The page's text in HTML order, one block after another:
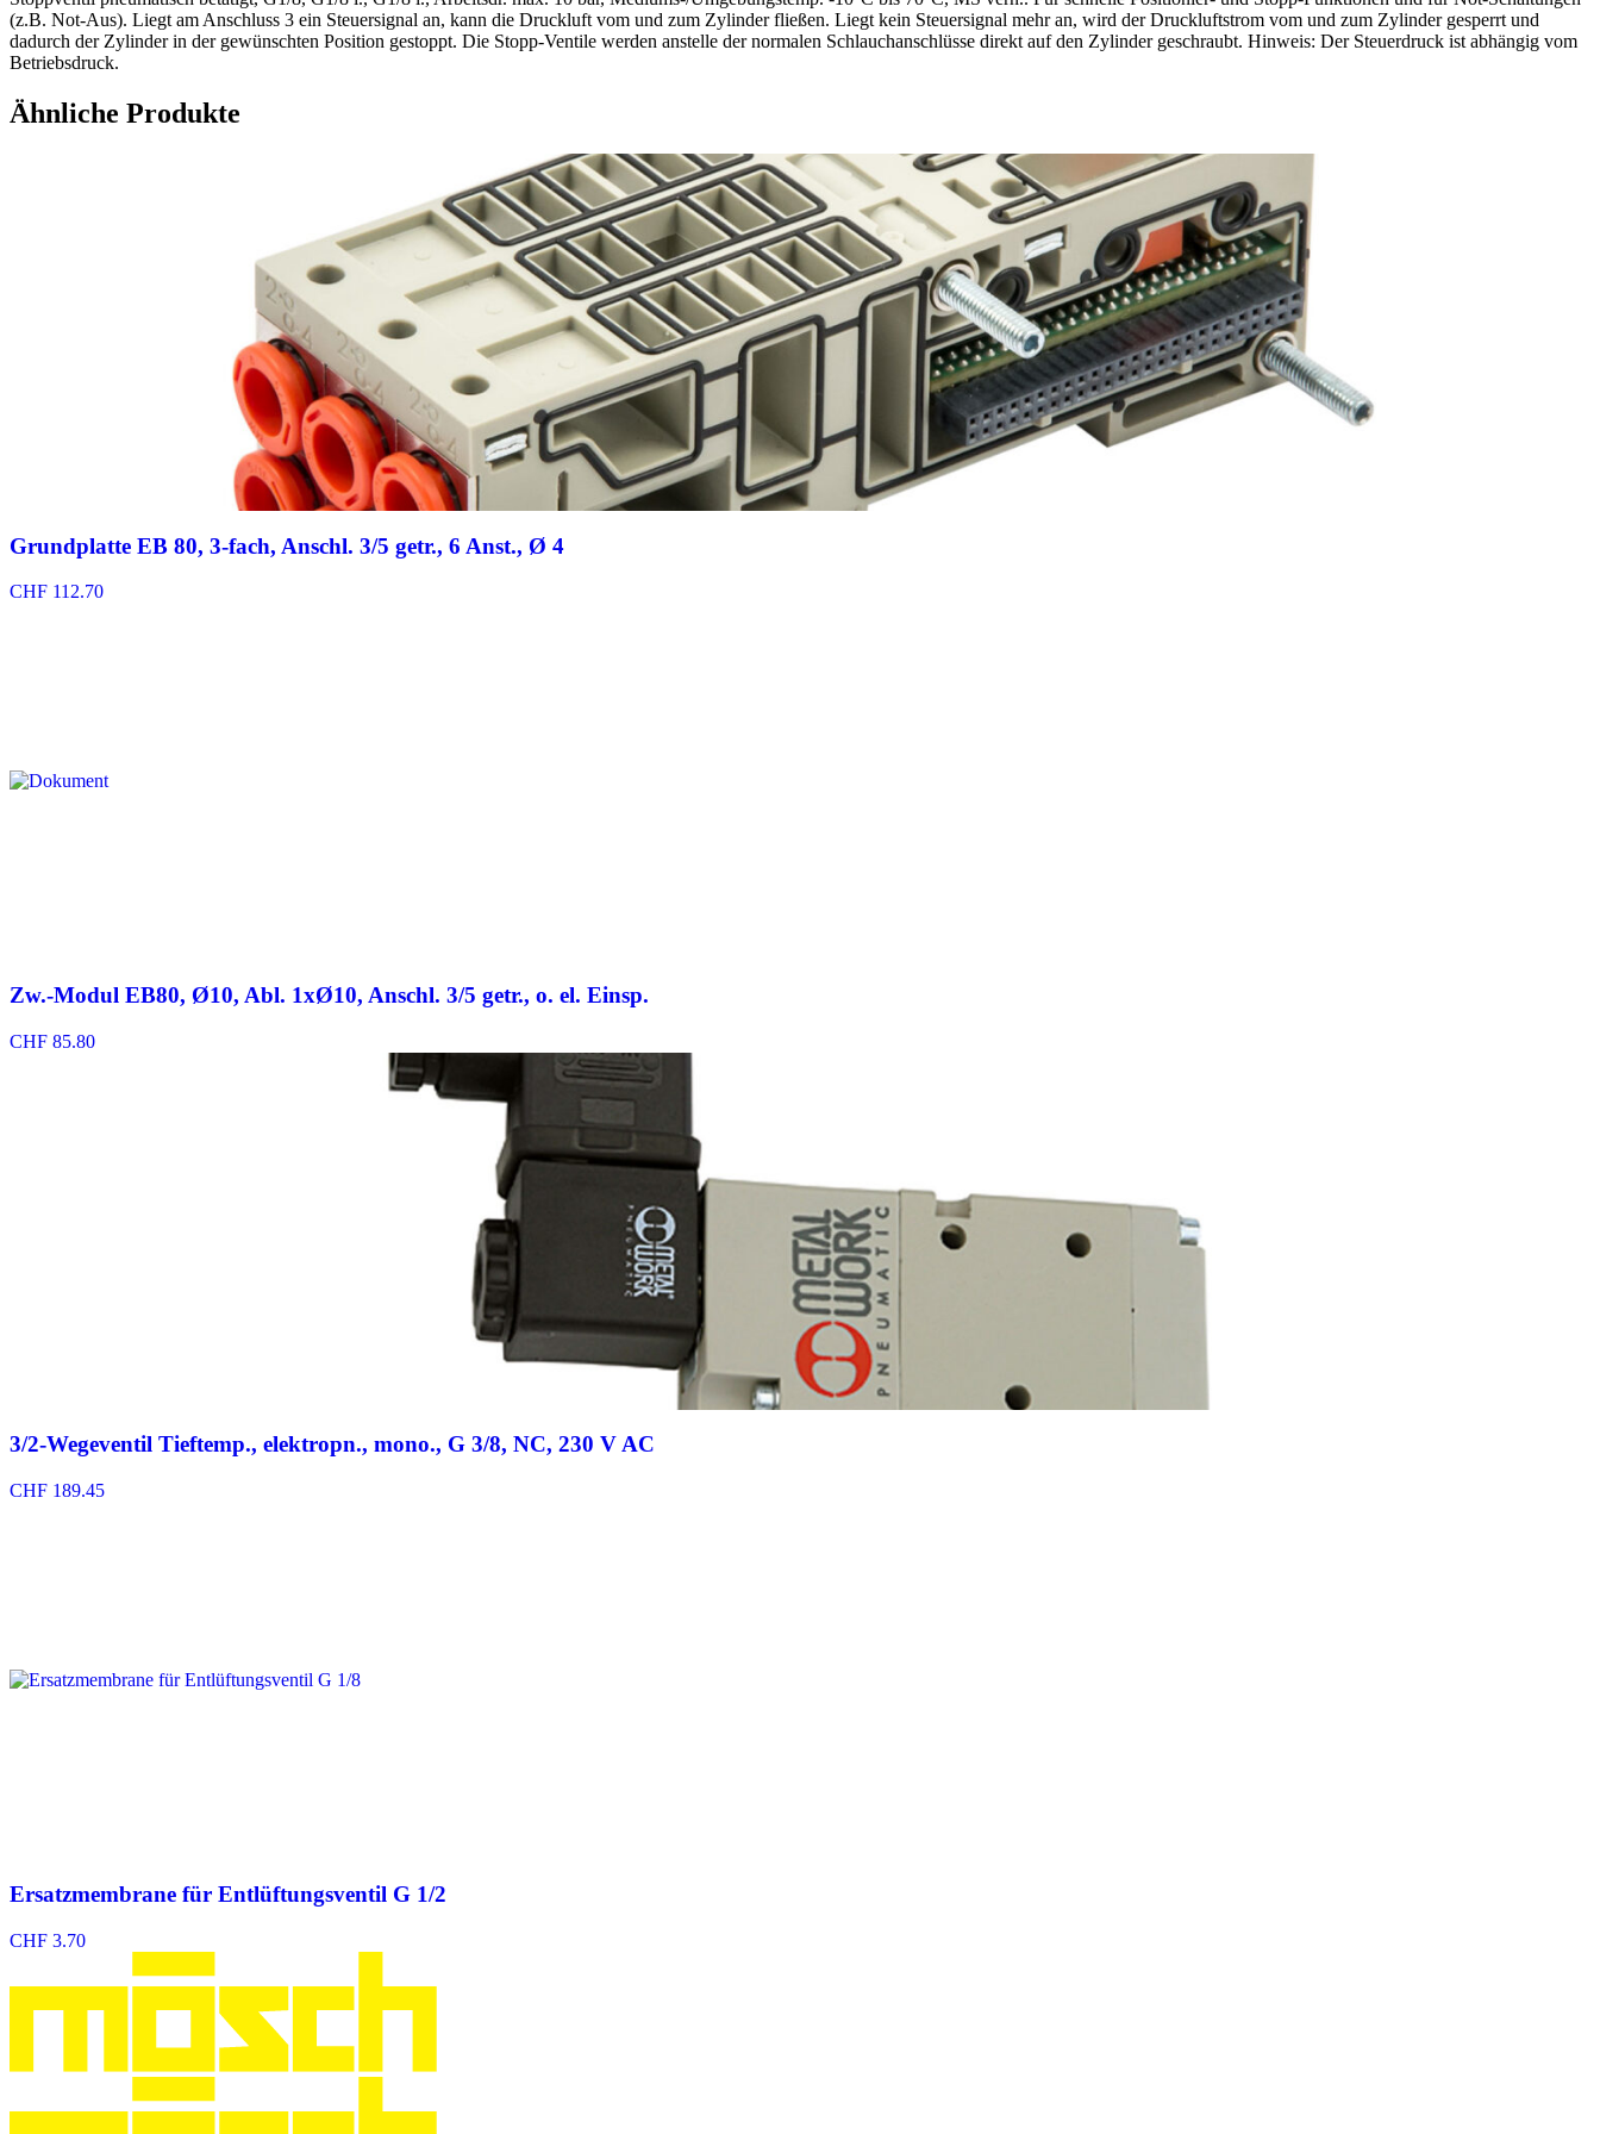
(z.B. Not-Aus). Liegt am Anschluss 3 ein Steuersignal an, kann die Druckluft vom und zum Zylinder fließen. Liegt kein Steuersignal mehr an, wird der Druckluftstrom vom und zum Zylinder gesperrt und
dadurch der Zylinder in der gewünschten Position gestoppt. Die Stopp-Ventile werden anstelle der normalen Schlauchanschlüsse direkt auf den Zylinder geschraubt. Hinweis: Der Steuerdruck ist abhängig vom
Betriebsdruck.
Ähnliche Produkte
Grundplatte EB 80, 3-fach, Anschl. 3/5 getr., 6 Anst., Ø 4
CHF 112.70
Zw.-Modul EB80, Ø10, Abl. 1xØ10, Anschl. 3/5 getr., o. el. Einsp.
CHF 85.80
3/2-Wegeventil Tieftemp., elektropn., mono., G 3/8, NC, 230 V AC
CHF 189.45
Ersatzmembrane für Entlüftungsventil G 1/2
CHF 3.70